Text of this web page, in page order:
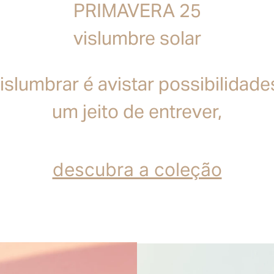
PRIMAVERA 25
vislumbre solar
é avistar
um jeito de entrever,
descubra a coleção